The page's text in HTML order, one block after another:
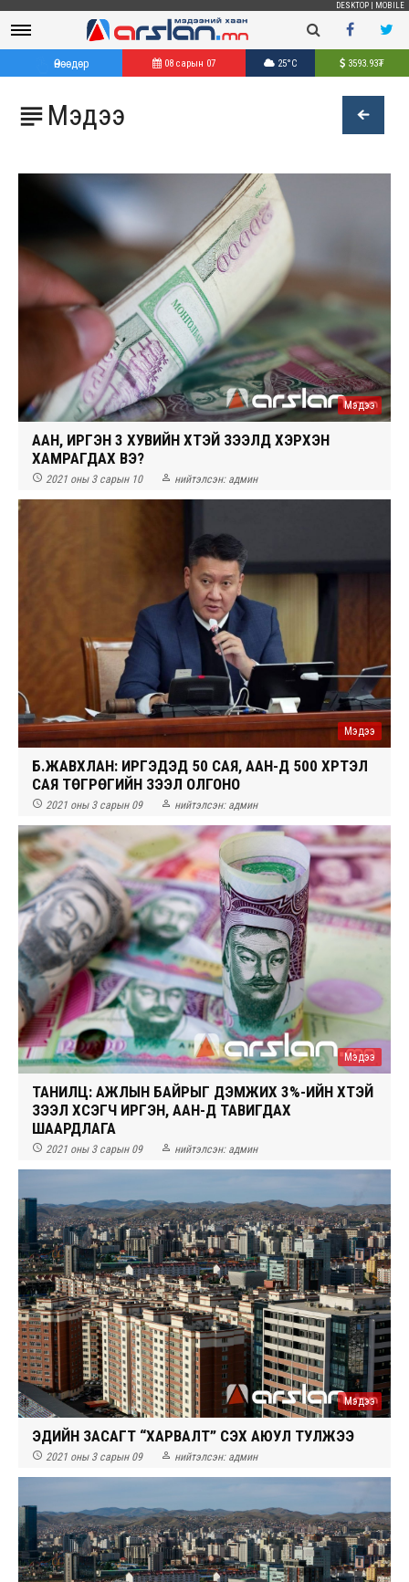
DESKTOP MOBILE
Өнөөдөр 08 сарын 07 25°C 3593.93₮
 Мэдээ
Мэдээ
ААН, ИРГЭН 3 ХУВИЙН ХҮҮТЭЙ ЗЭЭЛД ХЭРХЭН
ХАМРАГДАХ ВЭ?
 2021 оны 3 сарын 10  нийтэлсэн: админ
Мэдээ
Б.ЖАВХЛАН: ИРГЭДЭД 50 САЯ, ААН-Д 500 ХҮРТЭЛ
САЯ ТӨГРӨГИЙН ЗЭЭЛ ОЛГОНО
 2021 оны 3 сарын 09  нийтэлсэн: админ
Мэдээ
ТАНИЛЦ: АЖЛЫН БАЙРЫГ ДЭМЖИХ 3%-ИЙН ХҮҮТЭЙ
ЗЭЭЛ ХҮСЭГЧ ИРГЭН, ААН-Д ТАВИГДАХ
ШААРДЛАГА
 2021 оны 3 сарын 09  нийтэлсэн: админ
Мэдээ
ЭДИЙН ЗАСАГТ “ХАРВАЛТ” ҮҮСЭХ АЮУЛ ТУЛЖЭЭ
 2021 оны 3 сарын 09  нийтэлсэн: админ